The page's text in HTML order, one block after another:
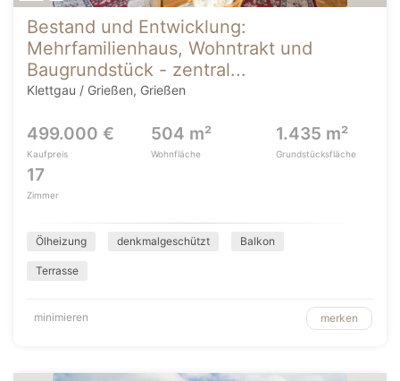
Bestand und Entwicklung:
Mehrfamilienhaus, Wohntrakt und
Baugrundstück - zentral...
Klettgau / Grießen, Grießen
499.000 €
Kaufpreis
504 m²
Wohnfläche
1.435 m²
Grundstücksfläche
17
Zimmer
Ölheizung denkmalgeschützt Balkon
Terrasse
minimieren merken